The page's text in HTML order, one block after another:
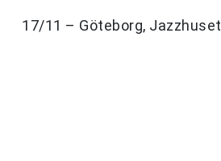
17/11 – Göteborg, Jazzhuset